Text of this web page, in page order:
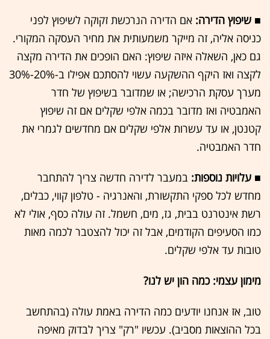
■ שיפוץ הדירה: אם הדירה הנרכשת זקוקה לשיפוץ לפני
כניסה אליה, זה מייקר משמעותית את מחיר העסקה המקורי.
גם כאן, השאלה איזה שיפוץ: האם הופכים את הדירה מקצה
לקצה ואז היקף ההשקעה עשוי להסתכם אפילו ב-20%-30%
מערך עסקת הרכישה; או שמדובר בשיפוץ של חדר
האמבטיה ואז מדובר בכמה אלפי שקלים אם זה שיפוץ
קטנטן, או עד עשרות אלפי שקלים אם מחדשים לגמרי את
חדר האמבטיה.
■ עלויות נוספות: במעבר לדירה חדשה צריך להתחבר
מחדש לכל ספקי התקשורת, והאנרגיה - טלפון קווי, כבלים,
רשת אינטרנט בבית, גז, מים, חשמל. זה עולה כסף, אולי לא
כמו הסעיפים הקודמים, אבל זה יכול להצטבר לכמה מאות
טובות עד אלפי שקלים.
מימון עצמי: כמה הון יש לנו?
טוב, אז אנחנו יודעים כמה הדירה באמת עולה (בהתחשב
בכל ההוצאות מסביב). עכשיו "רק" צריך לבדוק מאיפה